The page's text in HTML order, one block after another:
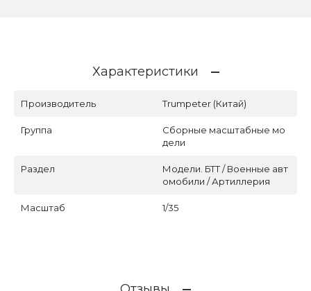
Характеристики
Производитель Trumpeter (Китай)
Группа
Сборные масштабные мо
дели
Раздел
Модели. БТТ / Военные авт
омобили / Артиллерия
Масштаб 1/35